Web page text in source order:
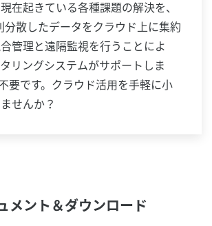
在起きている各種課題の解決を、
散したデータをクラウド上に集約
管理と遠隔監視を行うことによ
リングシステムがサポートしま
要です。クラウド活用を手軽に小
せんか？
メント＆ダウンロード